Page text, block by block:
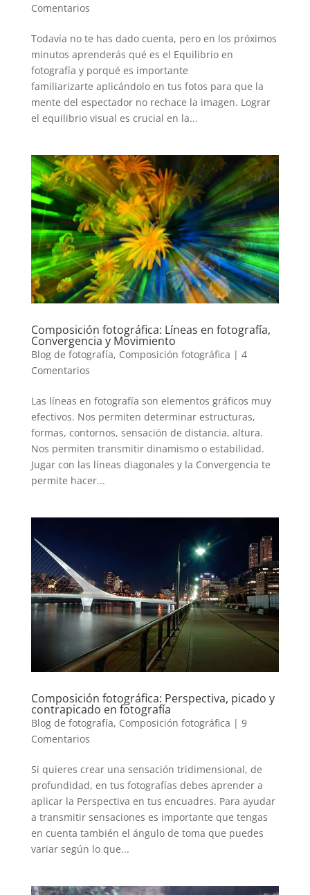
Comentarios
Todavía no te has dado cuenta, pero en los próximos
minutos aprenderás qué es el Equilibrio en
fotografía y porqué es importante
familiarizarte aplicándolo en tus fotos para que la
mente del espectador no rechace la imagen. Lograr
el equilibrio visual es crucial en la...
Composición fotográfica: Líneas en fotografía,
Convergencia y Movimiento
Blog de fotografía, Composición fotográfica | 4
Comentarios
Las líneas en fotografía son elementos gráficos muy
efectivos. Nos permiten determinar estructuras,
formas, contornos, sensación de distancia, altura.
Nos permiten transmitir dinamismo o estabilidad.
Jugar con las líneas diagonales y la Convergencia te
permite hacer...
Composición fotográfica: Perspectiva, picado y
contrapicado en fotografía
Blog de fotografía, Composición fotográfica | 9
Comentarios
Si quieres crear una sensación tridimensional, de
profundidad, en tus fotografías debes aprender a
aplicar la Perspectiva en tus encuadres. Para ayudar
a transmitir sensaciones es importante que tengas
en cuenta también el ángulo de toma que puedes
variar según lo que...